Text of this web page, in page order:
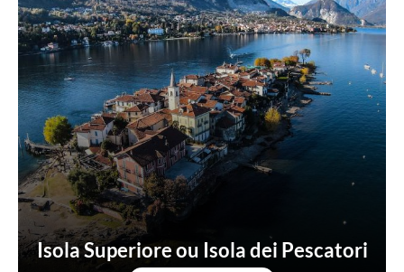
Isola Superiore ou Isola dei Pescatori